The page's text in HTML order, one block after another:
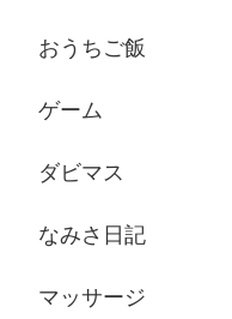
おうちご飯
ゲーム
ダビマス
なみさ日記
マッサージ